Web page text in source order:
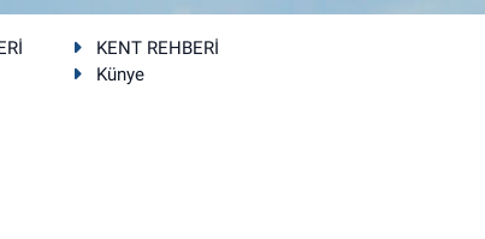
KENT REHBERİ
Künye